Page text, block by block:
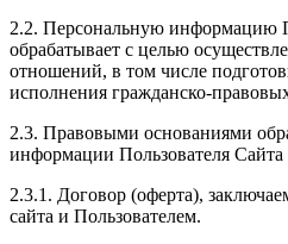
2.2. Персональную информацию
обрабатывает с целью
отношений, в том числе
исполнения гражданско-
2.3. Правовыми основаниями
информации Пользователя Сайта
2.3.1. Договор (оферта),
сайта и Пользователем.